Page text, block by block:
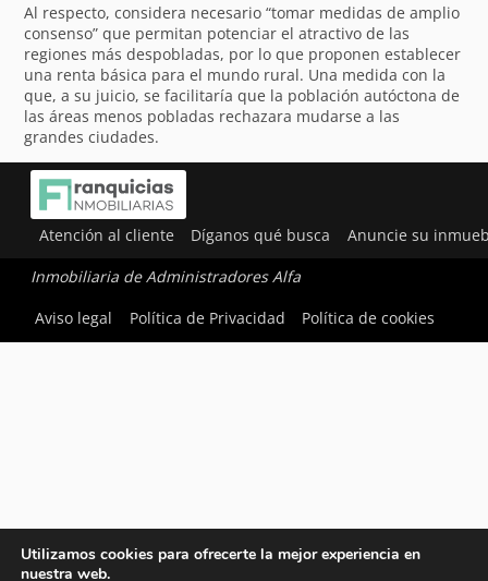
Al respecto, considera necesario “tomar medidas de amplio
consenso” que permitan potenciar el atractivo de las
regiones más despobladas, por lo que proponen establecer
una renta básica para el mundo rural. Una medida con la
que, a su juicio, se facilitaría que la población autóctona de
las áreas menos pobladas rechazara mudarse a las
grandes ciudades.
Atención al cliente Díganos qué busca Anuncie su
Inmobiliaria de Administradores Alfa
Aviso legal
Política de Privacidad Política de cookies
Utilizamos cookies para ofrecerte la mejor experiencia en
nuestra web.